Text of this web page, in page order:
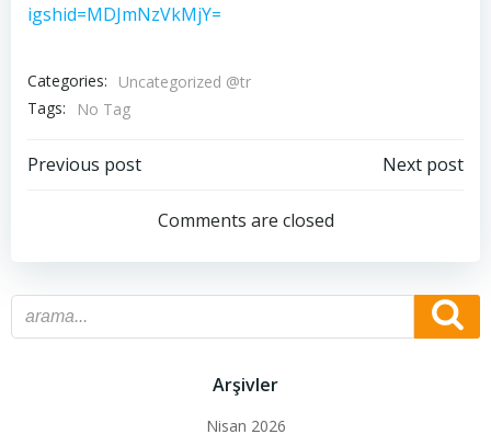
igshid=MDJmNzVkMjY=
Categories:
Uncategorized @tr
Tags:
No Tag
Post
navigation
Previous post
navigation
Next post
Comments are closed
Arşivler
Nisan 2026